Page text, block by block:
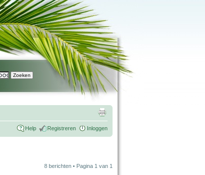
Help Registreren Inloggen
8 berichten • Pagina 1 van 1